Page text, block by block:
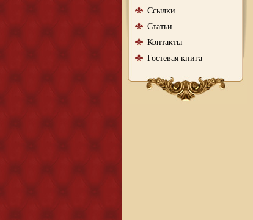
Ссылки
Статьи
Контакты
Гостевая книга